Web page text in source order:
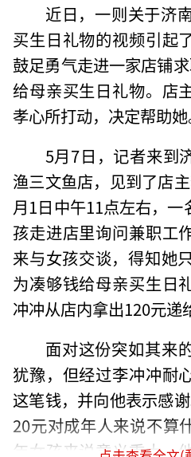
近日，一则关于济
买生日礼物的视频引起
鼓足勇气走进一家店铺
给母亲买生日礼物。店
孝心所打动，决定帮助她
5月7日，记者来到
渔三文鱼店，见到了店
月1日中午11点左右，
孩走进店里询问兼职工
来与女孩交谈，得知她
为凑够钱给母亲买生日
冲冲从店内拿出120元递
面对这份突如其来
犹豫，但经过李冲冲耐
这笔钱，并向他表示感
20元对成年人来说不算
年女孩来说意义重大。